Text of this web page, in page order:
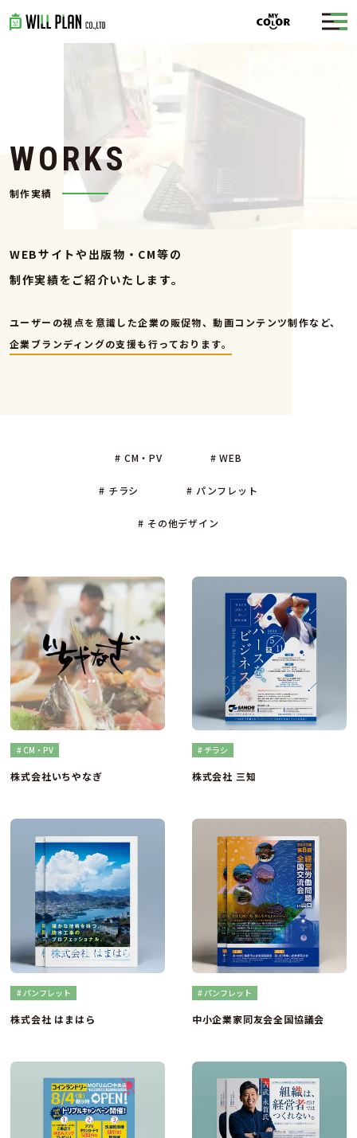
WORKS
制作実績
WEBサイトや出版物・CM等の
制作実績をご紹介いたします。
ユーザーの視点を意識した企業の販促物、動画コンテンツ制作など、
企業ブランディングの支援も行っております。
# CM・PV # WEB
# チラシ # パンフレット
# その他デザイン
# CM・PV
株式会社いちやなぎ
# チラシ
株式会社 三知
# パンフレット
株式会社 はまはら
# パンフレット
中小企業家同友会全国協議会